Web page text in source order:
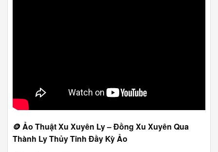
🪙Ảo Thuật Xu Xuyên Ly – Đồng Xu Xuyên Qua
Thành Ly Thủy Tinh Đầy Kỳ Ảo